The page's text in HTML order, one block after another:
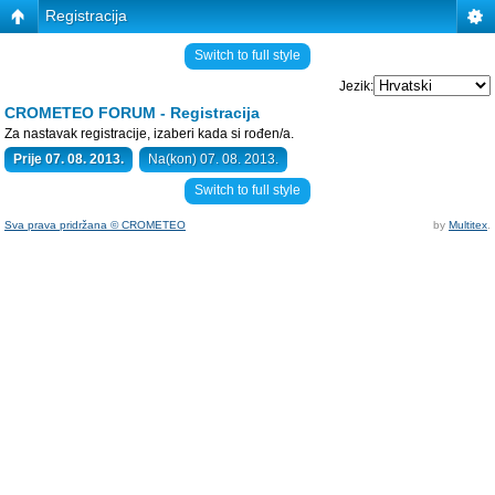
Registracija
Switch to full style
Jezik:
CROMETEO FORUM - Registracija
Za nastavak registracije, izaberi kada si rođen/a.
Prije 07. 08. 2013.
Na(kon) 07. 08. 2013.
Switch to full style
Sva prava pridržana © CROMETEO by Multitex